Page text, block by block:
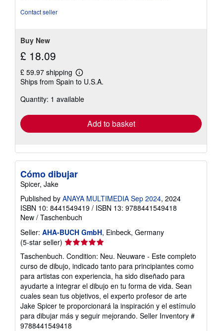
Contact seller
Buy New
£ 18.09
£ 59.97 shipping
Learn
more
shipping
Ships from Spain to U.S.A.
Quantity: 1 available
Add to basket
Cómo dibujar
Spicer, Jake
Published by ANAYA MULTIMEDIA Sep 2024, 2024
ISBN 10: 8441549419 / ISBN 13: 9788441549418
New / Taschenbuch
Seller: AHA-BUCH GmbH, Einbeck, Germany
(5-star seller) Seller
rating
5
out
of
5
stars
Taschenbuch. Condition: Neu. Neuware - Este completo
curso de dibujo, indicado tanto para principiantes como
para artistas con experiencia, ha sido diseñado para
ayudarte a integrar el dibujo en tu forma de vida. Sean
cuales sean tus objetivos, el experto profesor de arte
Jake Spicer te proporcionará la inspiración y el estímulo
para dibujar más y seguir mejorando. Seller Inventory #
9788441549418